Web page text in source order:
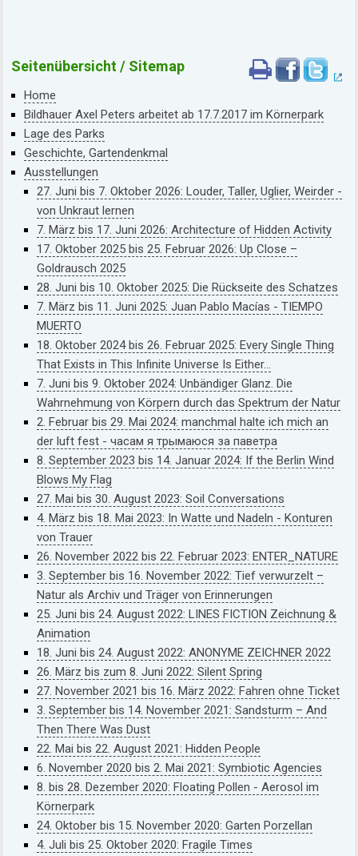
Seitenübersicht / Sitemap
Home
Bildhauer Axel Peters arbeitet ab 17.7.2017 im Körnerpark
Lage des Parks
Geschichte, Gartendenkmal
Ausstellungen
27. Juni bis 7. Oktober 2026: Louder, Taller, Uglier, Weirder -
von Unkraut lernen
7. März bis 17. Juni 2026: Architecture of Hidden Activity
17. Oktober 2025 bis 25. Februar 2026: Up Close –
Goldrausch 2025
28. Juni bis 10. Oktober 2025: Die Rückseite des Schatzes
7. März bis 11. Juni 2025: Juan Pablo Macías - TIEMPO
MUERTO
18. Oktober 2024 bis 26. Februar 2025: Every Single Thing
That Exists in This Infinite Universe Is Either…
7. Juni bis 9. Oktober 2024: Unbändiger Glanz. Die
Wahrnehmung von Körpern durch das Spektrum der Natur
2. Februar bis 29. Mai 2024: manchmal halte ich mich an
der luft fest - часам я трымаюся за паветра
8. September 2023 bis 14. Januar 2024: If the Berlin Wind
Blows My Flag
27. Mai bis 30. August 2023: Soil Conversations
4. März bis 18. Mai 2023: In Watte und Nadeln - Konturen
von Trauer
26. November 2022 bis 22. Februar 2023: ENTER_NATURE
3. September bis 16. November 2022: Tief verwurzelt –
Natur als Archiv und Träger von Erinnerungen
25. Juni bis 24. August 2022: LINES FICTION Zeichnung &
Animation
18. Juni bis 24. August 2022: ANONYME ZEICHNER 2022
26. März bis zum 8. Juni 2022: Silent Spring
27. November 2021 bis 16. März 2022: Fahren ohne Ticket
3. September bis 14. November 2021: Sandsturm – And
Then There Was Dust
22. Mai bis 22. August 2021: Hidden People
6. November 2020 bis 2. Mai 2021: Symbiotic Agencies
8. bis 28. Dezember 2020: Floating Pollen - Aerosol im
Körnerpark
24. Oktober bis 15. November 2020: Garten Porzellan
4. Juli bis 25. Oktober 2020: Fragile Times